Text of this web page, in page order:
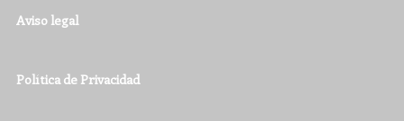
Aviso legal
Política de Privacidad